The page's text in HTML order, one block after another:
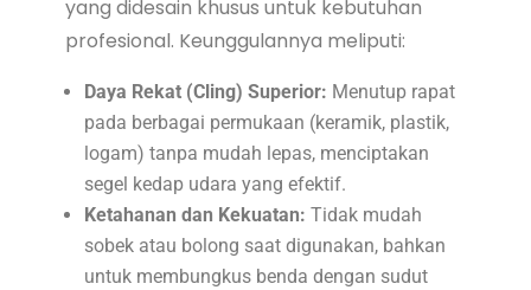
yang didesain khusus untuk kebutuhan
profesional. Keunggulannya meliputi:
Daya Rekat (Cling) Superior: Menutup rapat
pada berbagai permukaan (keramik, plastik,
logam) tanpa mudah lepas, menciptakan
segel kedap udara yang efektif.
Ketahanan dan Kekuatan: Tidak mudah
sobek atau bolong saat digunakan, bahkan
untuk membungkus benda dengan sudut